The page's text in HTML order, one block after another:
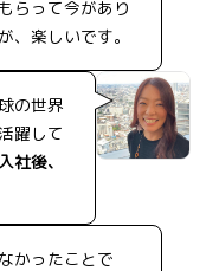
らって今があり
、楽しいです。
の世界
躍して
社後、
かったことで